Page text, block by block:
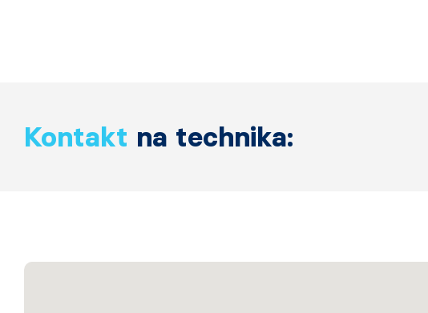
Kontakt na technika: